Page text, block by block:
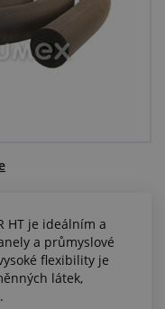
HT je ideálním a
a průmyslové
flexibility je
látek,